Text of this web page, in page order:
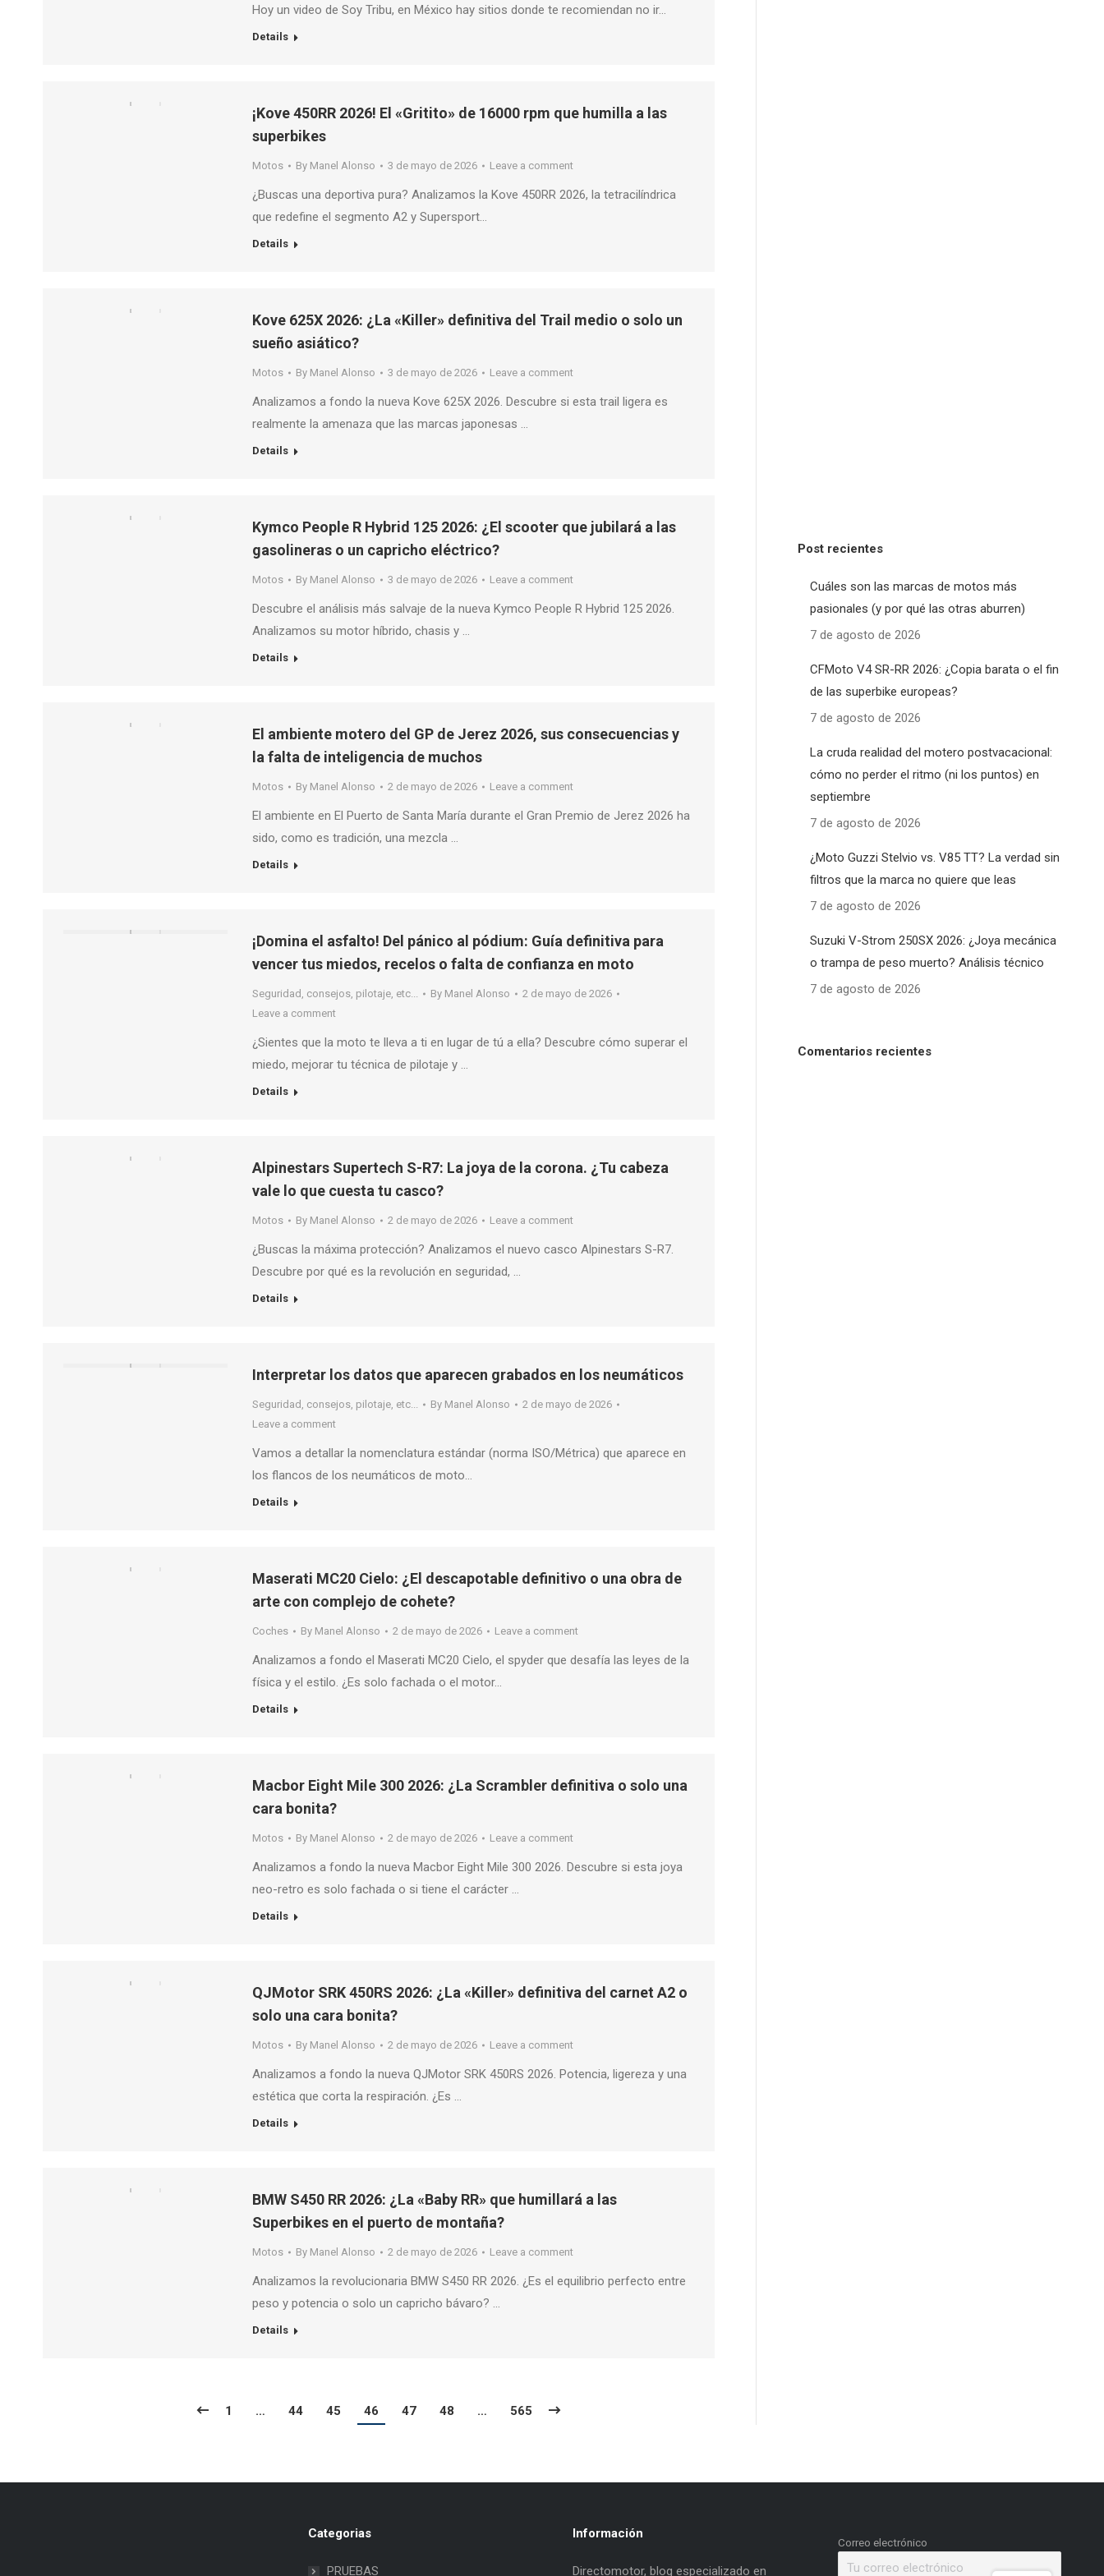
Hoy un video de Soy Tribu, en México hay sitios donde te recomiendan no ir…
Details
¡Kove 450RR 2026! El «Gritito» de 16000 rpm que humilla a las
superbikes
Motos By Manel Alonso 3 de mayo de 2026 Leave a comment
¿Buscas una deportiva pura? Analizamos la Kove 450RR 2026, la tetracilíndrica
que redefine el segmento A2 y Supersport…
Details
Kove 625X 2026: ¿La «Killer» definitiva del Trail medio o solo un
sueño asiático?
Motos By Manel Alonso 3 de mayo de 2026 Leave a comment
Analizamos a fondo la nueva Kove 625X 2026. Descubre si esta trail ligera es
realmente la amenaza que las marcas japonesas …
Details
Kymco People R Hybrid 125 2026: ¿El scooter que jubilará a las
gasolineras o un capricho eléctrico?
Motos By Manel Alonso 3 de mayo de 2026 Leave a comment
Descubre el análisis más salvaje de la nueva Kymco People R Hybrid 125 2026.
Analizamos su motor híbrido, chasis y …
Details
El ambiente motero del GP de Jerez 2026, sus consecuencias y
la falta de inteligencia de muchos
Motos By Manel Alonso 2 de mayo de 2026 Leave a comment
El ambiente en El Puerto de Santa María durante el Gran Premio de Jerez 2026 ha
sido, como es tradición, una mezcla …
Details
¡Domina el asfalto! Del pánico al pódium: Guía definitiva para
vencer tus miedos, recelos o falta de confianza en moto
Seguridad, consejos, pilotaje, etc... By Manel Alonso
2 de mayo de 2026
Leave a comment
¿Sientes que la moto te lleva a ti en lugar de tú a ella? Descubre cómo superar el
miedo, mejorar tu técnica de pilotaje y …
Details
Alpinestars Supertech S-R7: La joya de la corona. ¿Tu cabeza
vale lo que cuesta tu casco?
Motos By Manel Alonso 2 de mayo de 2026 Leave a comment
¿Buscas la máxima protección? Analizamos el nuevo casco Alpinestars S-R7.
Descubre por qué es la revolución en seguridad, …
Details
Interpretar los datos que aparecen grabados en los neumáticos
Seguridad, consejos, pilotaje, etc... By Manel Alonso
2 de mayo de 2026
Leave a comment
Vamos a detallar la nomenclatura estándar (norma ISO/Métrica) que aparece en
los flancos de los neumáticos de moto…
Details
Maserati MC20 Cielo: ¿El descapotable definitivo o una obra de
arte con complejo de cohete?
Coches By Manel Alonso 2 de mayo de 2026 Leave a comment
Analizamos a fondo el Maserati MC20 Cielo, el spyder que desafía las leyes de la
física y el estilo. ¿Es solo fachada o el motor…
Details
Macbor Eight Mile 300 2026: ¿La Scrambler definitiva o solo una
cara bonita?
Motos By Manel Alonso 2 de mayo de 2026 Leave a comment
Analizamos a fondo la nueva Macbor Eight Mile 300 2026. Descubre si esta joya
neo-retro es solo fachada o si tiene el carácter …
Details
QJMotor SRK 450RS 2026: ¿La «Killer» definitiva del carnet A2 o
solo una cara bonita?
Motos By Manel Alonso 2 de mayo de 2026 Leave a comment
Analizamos a fondo la nueva QJMotor SRK 450RS 2026. Potencia, ligereza y una
estética que corta la respiración. ¿Es …
Details
BMW S450 RR 2026: ¿La «Baby RR» que humillará a las
Superbikes en el puerto de montaña?
Motos By Manel Alonso 2 de mayo de 2026 Leave a comment
Analizamos la revolucionaria BMW S450 RR 2026. ¿Es el equilibrio perfecto entre
peso y potencia o solo un capricho bávaro? …
Details
1 … 44 45 46 47 48 … 565
Post recientes
Cuáles son las marcas de motos más
pasionales (y por qué las otras aburren)
7 de agosto de 2026
CFMoto V4 SR-RR 2026: ¿Copia barata o el fin
de las superbike europeas?
7 de agosto de 2026
La cruda realidad del motero postvacacional:
cómo no perder el ritmo (ni los puntos) en
septiembre
7 de agosto de 2026
¿Moto Guzzi Stelvio vs. V85 TT? La verdad sin
filtros que la marca no quiere que leas
7 de agosto de 2026
Suzuki V-Strom 250SX 2026: ¿Joya mecánica
o trampa de peso muerto? Análisis técnico
7 de agosto de 2026
Comentarios recientes
Categorias
PRUEBAS
Información
Directomotor, blog especializado en
Correo electrónico